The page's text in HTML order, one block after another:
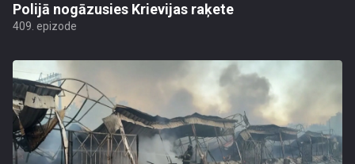
Polijā nogāzusies Krievijas raķete
409. epizode